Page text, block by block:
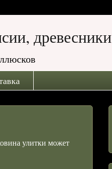
древесники
улитки может